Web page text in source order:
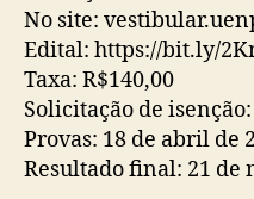
No site:
Edital: https://bit.ly/
Taxa: R$140,00
Solicitação de
Provas: 18 de abril de
Resultado final: 21 de